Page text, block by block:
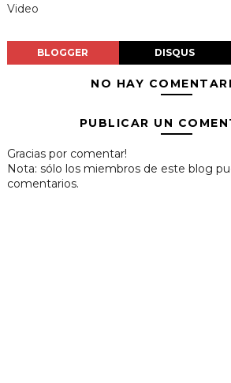
Video
BLOGGER DISQUS
NO HAY
PUBLICAR UN
Gracias por comentar!
Nota: sólo los miembros de este blog
comentarios.